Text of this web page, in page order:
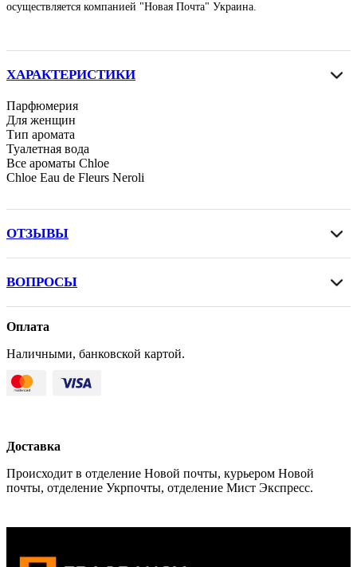
осуществляется компанией "Новая Почта" Украина.
ХАРАКТЕРИСТИКИ
Парфюмерия
Для женщин
Тип аромата
Туалетная вода
Все ароматы Chloe
Chloe Eau de Fleurs Neroli
ОТЗЫВЫ
ВОПРОСЫ
Оплата
Наличными, банковской картой.
Доставка
Происходит в отделение Новой почты, курьером Новой
почты, отделение Укрпочты, отделение Мист Экспресс.